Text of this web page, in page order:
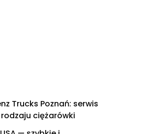
Trucks Poznań: serwis
ciężarówki